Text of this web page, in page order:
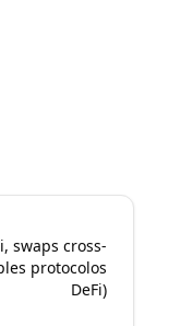
swaps cross-
protocolos
DeFi)